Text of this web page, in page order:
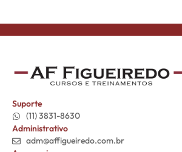
Suporte
(11) 3831-8630
Administrativo
adm@affigueiredo.com.br